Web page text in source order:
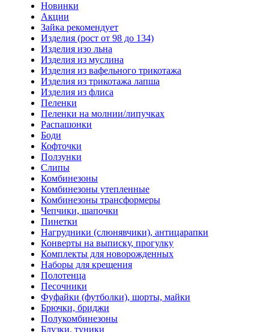
Новинки
Акции
Зайка рекомендует
Изделия (рост от 98 до 134)
Изделия изо льна
Изделия из муслина
Изделия из вафельного трикотажа
Изделия из трикотажа лапша
Изделия из флиса
Пеленки
Пеленки на молнии/липучках
Распашонки
Боди
Кофточки
Ползунки
Слипы
Комбинезоны
Комбинезоны утепленные
Комбинезоны трансформеры
Чепчики, шапочки
Пинетки
Нагрудники (слюнявчики), антицарапки
Конверты на выписку, прогулку
Комплекты для новорожденных
Наборы для крещения
Полотенца
Песочники
Фуфайки (футболки), шорты, майки
Брючки, бриджи
Полукомбинезоны
Блузки, туники